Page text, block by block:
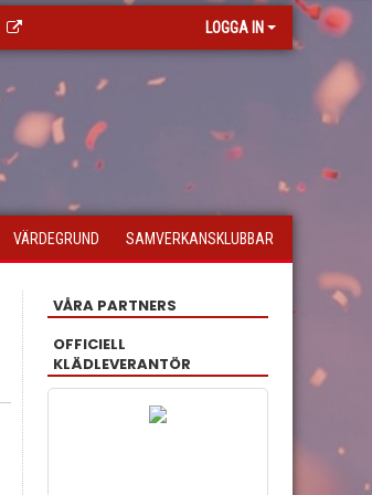
LOGGA IN
VÄRDEGRUND SAMVERKANSKLUBBAR
VÅRA PARTNERS
OFFICIELL
KLÄDLEVERANTÖR